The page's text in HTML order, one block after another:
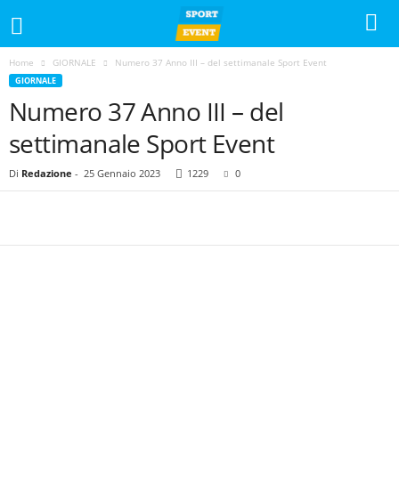
Home GIORNALE Numero 37 Anno III – del settimanale Sport Event
GIORNALE
Numero 37 Anno III – del
settimanale Sport Event
Di Redazione - 25 Gennaio 2023 1229 0